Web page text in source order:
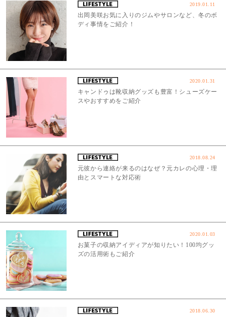
2019.01.11
出岡美咲お気に入りのジムやサロンなど、冬のボ
ディ事情をご紹介！
2020.01.31
キャンドゥは靴収納グッズも豊富！シューズケー
スやおすすめをご紹介
2018.08.24
元彼から連絡が来るのはなぜ？元カレの心理・理
由とスマートな対応術
2020.01.03
お菓子の収納アイディアが知りたい！100均グッ
ズの活用術もご紹介
2018.06.30